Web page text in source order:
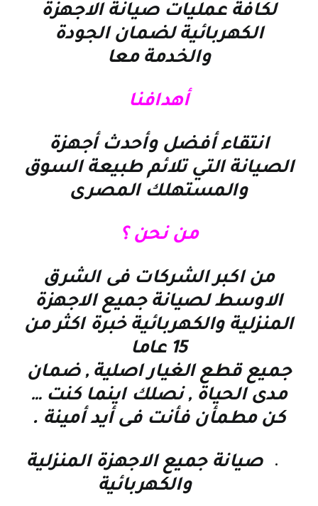
لكافة عمليات صيانة الاجهزة
الكهربائية لضمان الجودة
والخدمة معا
أهدافنا
انتقاء أفضل وأحدث أجهزة
الصيانة التي تلائم طبيعة السوق
والمستهلك المصرى
من نحن ؟
من اكبر الشركات فى الشرق
الاوسط لصيانة جميع الاجهزة
المنزلية والكهربائية خبرة اكثر من
15 عاما
جميع قطع الغيار اصلية , ضمان
مدى الحياة , نصلك اينما كنت …
كن مطمأن فأنت فى أيد أمينة .
صيانة جميع الاجهزة المنزلية
والكهربائية